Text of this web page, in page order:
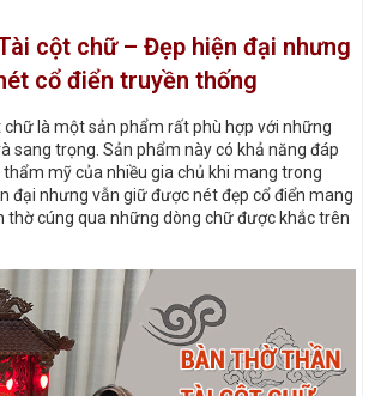
cột chữ – Đẹp hiện đại nhưng
cổ điển truyền thống
chữ là một sản phẩm rất phù hợp với những
sang trọng. Sản phẩm này có khả năng đáp
mỹ của nhiều gia chủ khi mang trong
đại nhưng vẫn giữ được nét đẹp cổ điển mang
thờ cúng qua những dòng chữ được khắc trên